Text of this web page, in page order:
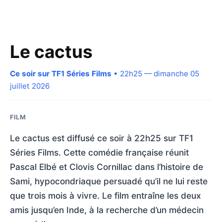
Le cactus
Ce soir sur TF1 Séries Films • 22h25 — dimanche 05
juillet 2026
FILM
Le cactus est diffusé ce soir à 22h25 sur TF1
Séries Films. Cette comédie française réunit
Pascal Elbé et Clovis Cornillac dans l’histoire de
Sami, hypocondriaque persuadé qu’il ne lui reste
que trois mois à vivre. Le film entraîne les deux
amis jusqu’en Inde, à la recherche d’un médecin